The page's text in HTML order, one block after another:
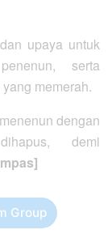
upaya untuk
serta
memerah.
dengan
demi
Group